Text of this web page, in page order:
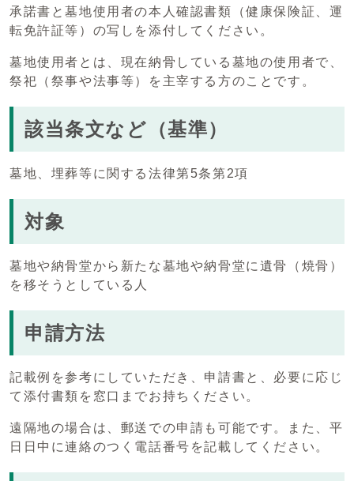
承諾書と墓地使用者の本人確認書類（健康保険証、運
転免許証等）の写しを添付してください。
墓地使用者とは、現在納骨している墓地の使用者で、
祭祀（祭事や法事等）を主宰する方のことです。
該当条文など（基準）
墓地、埋葬等に関する法律第5条第2項
対象
墓地や納骨堂から新たな墓地や納骨堂に遺骨（焼骨）
を移そうとしている人
申請方法
記載例を参考にしていただき、申請書と、必要に応じ
て添付書類を窓口までお持ちください。
遠隔地の場合は、郵送での申請も可能です。また、平
日日中に連絡のつく電話番号を記載してください。